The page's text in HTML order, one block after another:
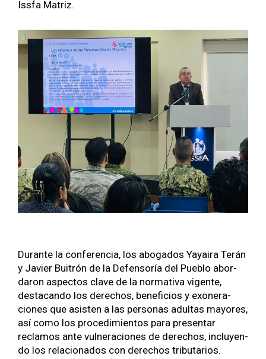
Iss­fa Matriz.
Durante la con­fer­en­cia, los abo­ga­dos Yayaira Terán
y Javier Buitrón de la Defen­soría del Pueblo abor­
daron aspec­tos clave de la nor­ma­ti­va vigente,
desta­can­do los dere­chos, ben­efi­cios y exon­era­
ciones que asis­ten a las per­sonas adul­tas may­ores,
así como los pro­ced­imien­tos para pre­sen­tar
reclam­os ante vul­nera­ciones de dere­chos, incluyen­
do los rela­ciona­dos con dere­chos trib­u­tar­ios.